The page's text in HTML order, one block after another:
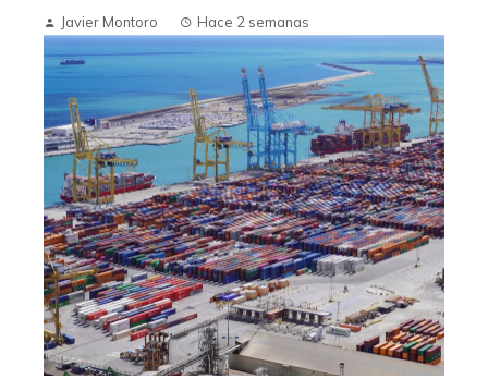
Javier Montoro Hace 2 semanas